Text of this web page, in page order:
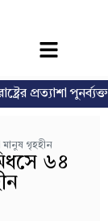
পুনর্ব্যক্ত
মানুষ গৃহহীন
৬৪